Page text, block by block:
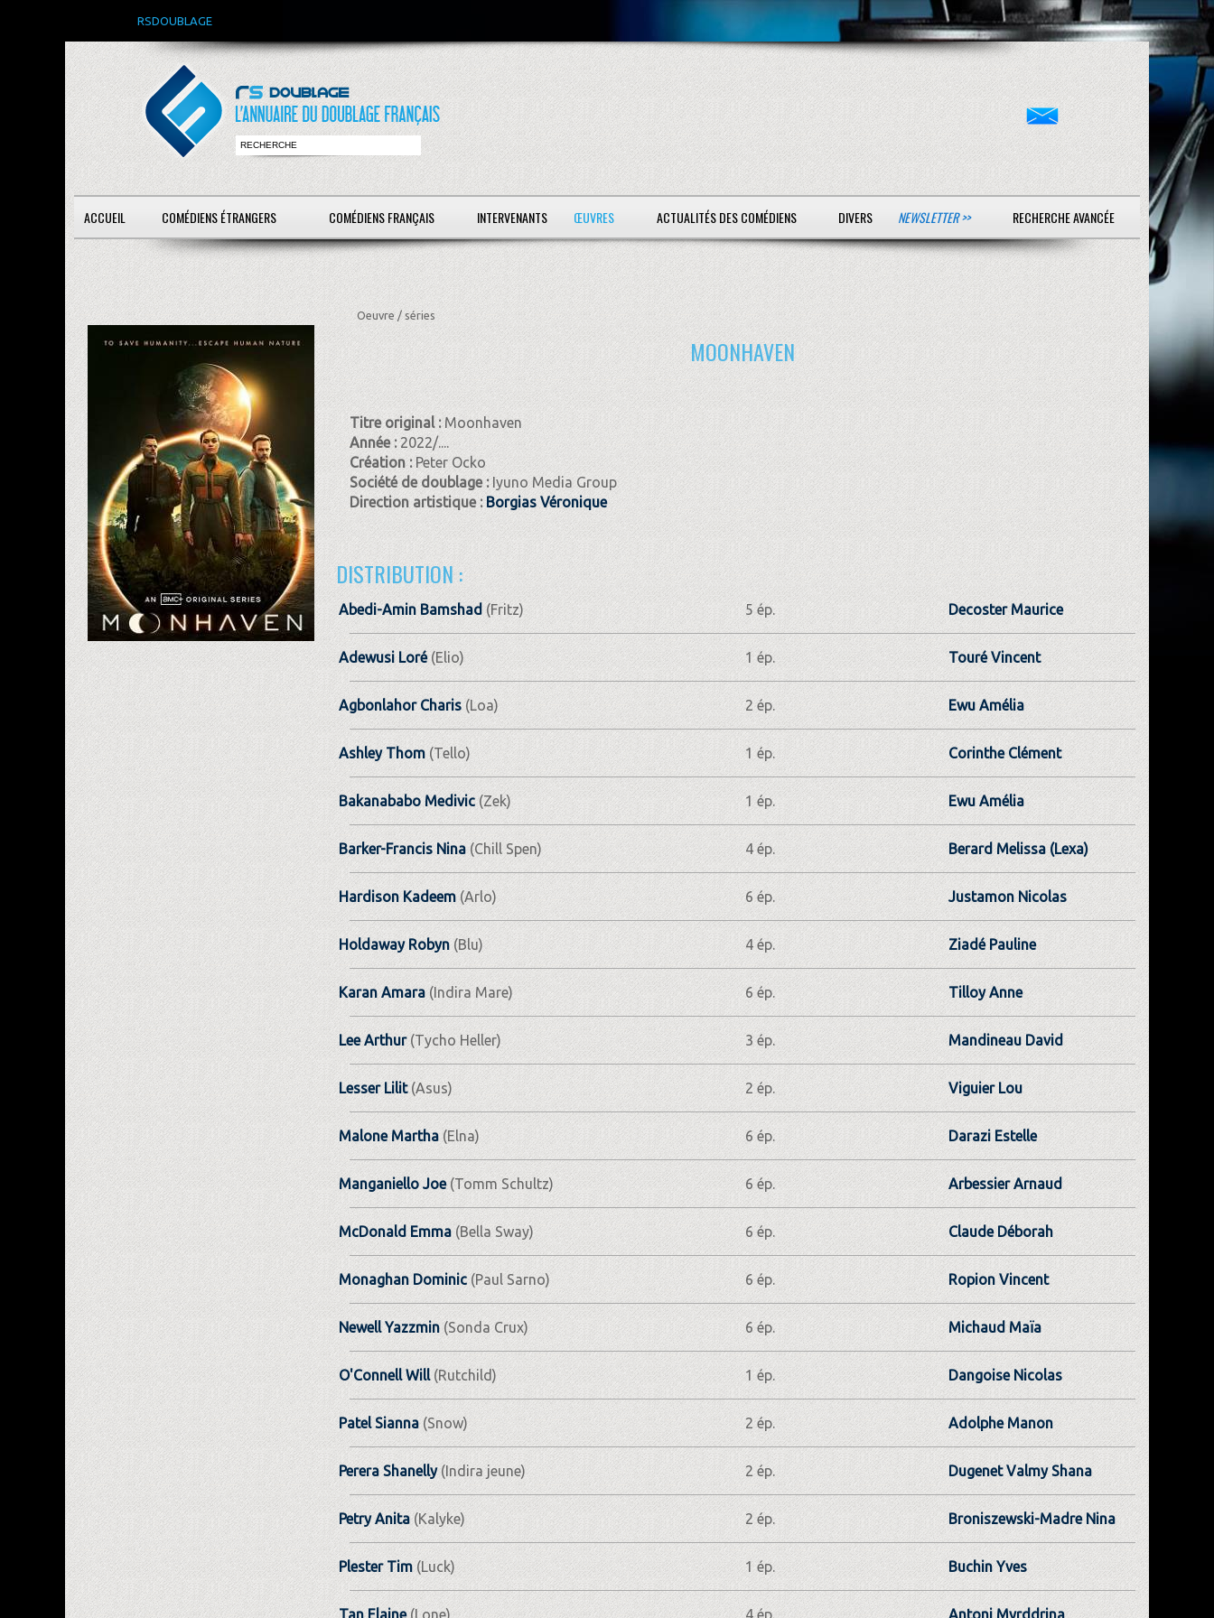
RSDOUBLAGE
ACCUEIL COMÉDIENS ÉTRANGERS COMÉDIENS FRANÇAIS INTERVENANTS ŒUVRES ACTUALITÉS DES COMÉDIENS DIVERS NEWSLETTER >> RECHERCHE AVANCÉE
Oeuvre / séries
MOONHAVEN
Titre original :Moonhaven
Année :2022/....
Création :Peter Ocko
Société de doublage :Iyuno Media Group
Direction artistique : Borgias Véronique
DISTRIBUTION :
Abedi-Amin Bamshad (Fritz) 5 ép. Decoster Maurice
Adewusi Loré(Elio) 1 ép. Touré Vincent
Agbonlahor Charis(Loa) 2 ép. Ewu Amélia
Ashley Thom (Tello) 1 ép. Corinthe Clément
Bakanababo Medivic(Zek) 1 ép. Ewu Amélia
Barker-Francis Nina(Chill Spen) 4 ép. Berard Melissa (Lexa)
Hardison Kadeem (Arlo) 6 ép. Justamon Nicolas
Holdaway Robyn(Blu) 4 ép. Ziadé Pauline
Karan Amara(Indira Mare) 6 ép. Tilloy Anne
Lee Arthur(Tycho Heller) 3 ép. Mandineau David
Lesser Lilit(Asus) 2 ép. Viguier Lou
Malone Martha (Elna) 6 ép. Darazi Estelle
Manganiello Joe(Tomm Schultz) 6 ép. Arbessier Arnaud
McDonald Emma(Bella Sway) 6 ép. Claude Déborah
Monaghan Dominic (Paul Sarno) 6 ép. Ropion Vincent
Newell Yazzmin(Sonda Crux) 6 ép. Michaud Maïa
O'Connell Will (Rutchild) 1 ép. Dangoise Nicolas
Patel Sianna(Snow) 2 ép. Adolphe Manon
Perera Shanelly(Indira jeune) 2 ép. Dugenet Valmy Shana
Petry Anita(Kalyke) 2 ép. Broniszewski-Madre Nina
Plester Tim(Luck) 1 ép. Buchin Yves
Tan Elaine(Lone) 4 ép. Antoni Myrddrina